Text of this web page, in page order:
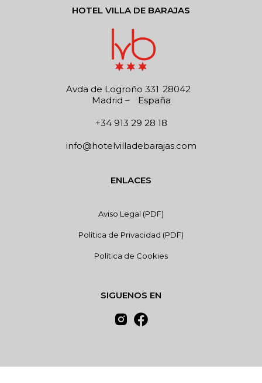
HOTEL VILLA DE BARAJAS
Avda de Logroño 331 28042
Madrid – España
+34 913 29 28 18
info@hotelvilladebarajas.com
ENLACES
Aviso Legal (PDF)
Política de Privacidad (PDF)
Política de Cookies
SIGUENOS EN